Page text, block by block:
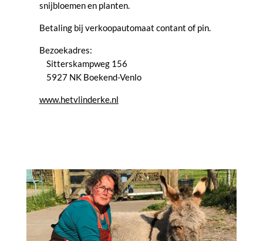
snijbloemen en planten.
Betaling bij verkoopautomaat contant of pin.
Bezoekadres:
Sitterskampweg 156
5927 NK Boekend-Venlo
www.hetvlinderke.nl